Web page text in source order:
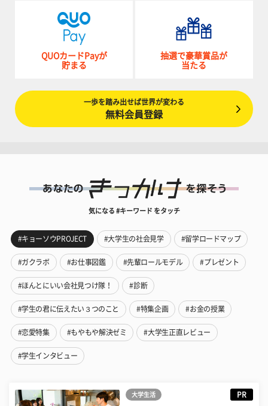
QUOカードPayが
貯まる
抽選で豪華賞品が
当たる
一歩を踏み出せば世界が変わる
無料会員登録
気になる #キーワード をタッチ
#キョーソウPROJECT #大学生の社会見学 #留学ロードマップ
#ガクラボ #お仕事図鑑 #先輩ロールモデル #プレゼント
#ほんとにいい会社見つけ隊！ #診断
#学生の君に伝えたい３つのこと #特集企画 #お金の授業
#恋愛特集 #もやもや解決ゼミ #大学生正直レビュー
#学生インタビュー
大学生活 PR